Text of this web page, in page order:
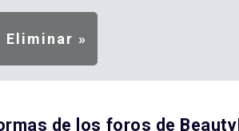
de los foros de